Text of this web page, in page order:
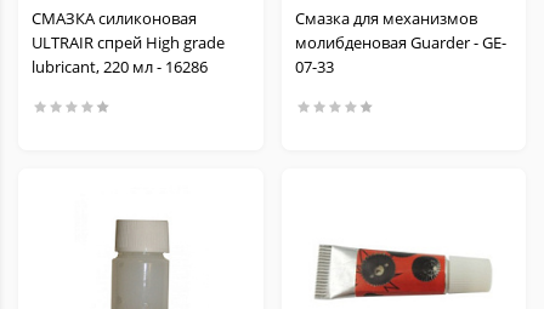
СМАЗКА силиконовая
ULTRAIR спрей High grade
lubricant, 220 мл - 16286
Смазка для механизмов
молибденовая Guarder - GE-
07-33